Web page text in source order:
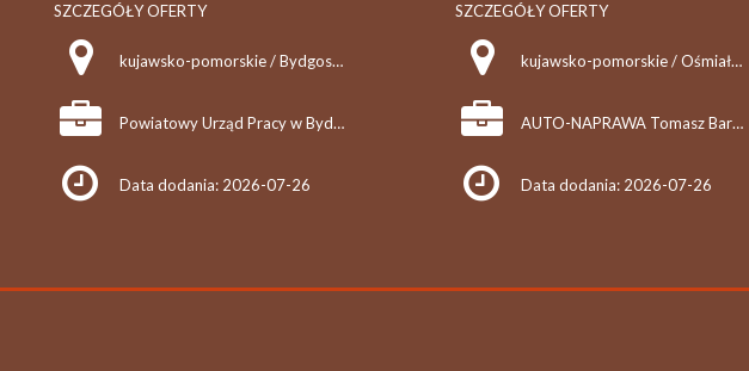
SZCZEGÓŁY OFERTY
kujawsko-pomorskie / Bydgoszcz
Powiatowy Urząd Pracy w Bydgoszczy
Data dodania: 2026-07-26
SZCZEGÓŁY OFERTY
kujawsko-pomorskie / Ośmiałowo
AUTO-NAPRAWA Tomasz Barańczyk
Data dodania: 2026-07-26